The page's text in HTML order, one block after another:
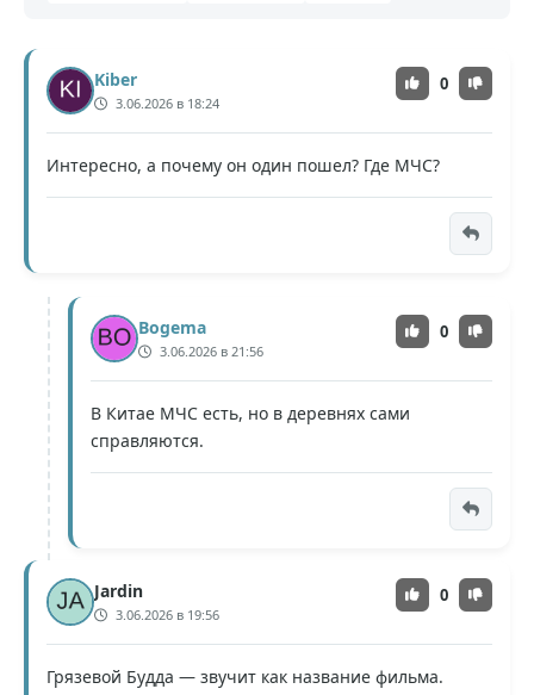
Kiber
3.06.2026 в 18:24
0
Интересно, а почему он один пошел? Где МЧС?
Bogema
3.06.2026 в 21:56
0
В Китае МЧС есть, но в деревнях сами
справляются.
Jardin
3.06.2026 в 19:56
0
Грязевой Будда — звучит как название фильма.